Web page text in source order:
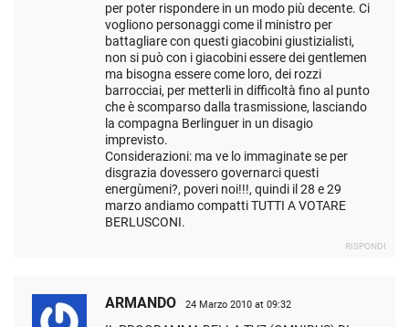
per poter rispondere in un modo più decente. Ci
vogliono personaggi come il ministro per
battagliare con questi giacobini giustizialisti,
non si può con i giacobini essere dei gentlemen
ma bisogna essere come loro, dei rozzi
barrocciai, per metterli in difficoltà fino al punto
che è scomparso dalla trasmissione, lasciando
la compagna Berlinguer in un disagio
imprevisto.
Considerazioni: ma ve lo immaginate se per
disgrazia dovessero governarci questi
energùmeni?, poveri noi!!!, quindi il 28 e 29
marzo andiamo compatti TUTTI A VOTARE
BERLUSCONI.
RISPONDI
ARMANDO 24 Marzo 2010 at 09:32